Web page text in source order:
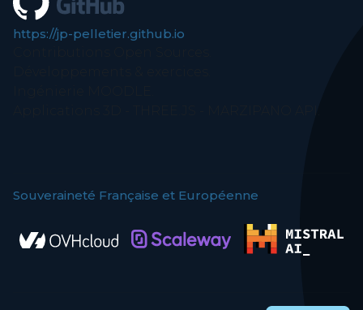
https://jp-pelletier.github.io
Souveraineté Française et Européenne